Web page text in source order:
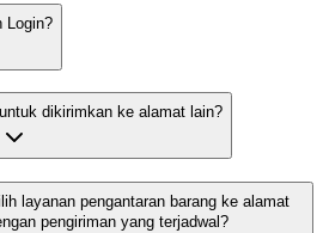
Login?
dikirimkan ke alamat lain?
layanan pengantaran barang ke alamat
pengiriman yang terjadwal?